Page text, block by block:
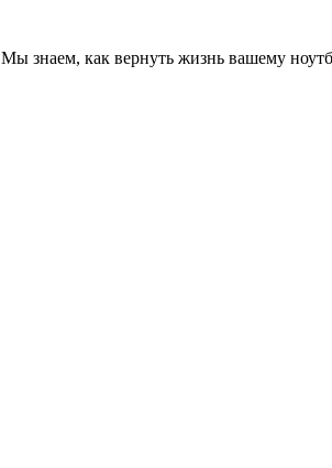
Мы знаем, как вернуть жизнь вашему